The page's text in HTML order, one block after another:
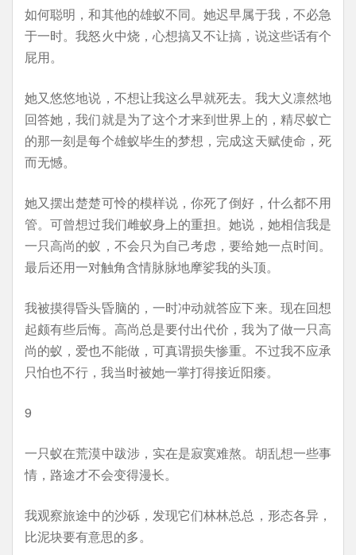
如何聪明，和其他的雄蚁不同。她迟早属于我，不必急
于一时。我怒火中烧，心想搞又不让搞，说这些话有个
屁用。
她又悠悠地说，不想让我这么早就死去。我大义凛然地
回答她，我们就是为了这个才来到世界上的，精尽蚁亡
的那一刻是每个雄蚁毕生的梦想，完成这天赋使命，死
而无憾。
她又摆出楚楚可怜的模样说，你死了倒好，什么都不用
管。可曾想过我们雌蚁身上的重担。她说，她相信我是
一只高尚的蚁，不会只为自己考虑，要给她一点时间。
最后还用一对触角含情脉脉地摩娑我的头顶。
我被摸得昏头昏脑的，一时冲动就答应下来。现在回想
起颇有些后悔。高尚总是要付出代价，我为了做一只高
尚的蚁，爱也不能做，可真谓损失惨重。不过我不应承
只怕也不行，我当时被她一掌打得接近阳痿。
9
一只蚁在荒漠中跋涉，实在是寂寞难熬。胡乱想一些事
情，路途才不会变得漫长。
我观察旅途中的沙砾，发现它们林林总总，形态各异，
比泥块要有意思的多。